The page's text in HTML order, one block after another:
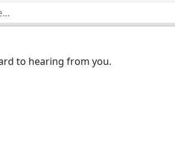
to hearing from you.